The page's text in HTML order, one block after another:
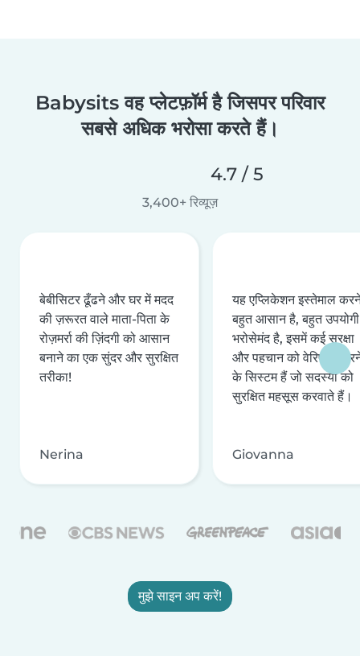
Babysits वह प्लेटफ़ॉर्म है जिसपर परिवार
सबसे अधिक भरोसा करते हैं।
4.7 / 5
3,400+ रिव्यूज़
बेबीसिटर ढूँढने और घर में मदद
की ज़रूरत वाले माता-पिता के
रोज़मर्रा की ज़िंदगी को आसान
बनाने का एक सुंदर और सुरक्षित
तरीका!
Nerina
यह एप्लिकेशन इस्तेमाल
बहुत आसान है, बहुत
भरोसेमंद है, इसमें कई सुरक्षा
और पहचान को वेरिफ़ाई
के सिस्टम हैं जो सदस्यों को
सुरक्षित महसूस करवाते हैं।
Giovanna
मुझे साइन अप करें!